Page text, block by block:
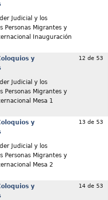
Judicial y los
Personas Migrantes y
Inauguración
y
Judicial y los
Personas Migrantes y
Mesa 1
12 de 53
y
Judicial y los
Personas Migrantes y
Mesa 2
13 de 53
y
14 de 53